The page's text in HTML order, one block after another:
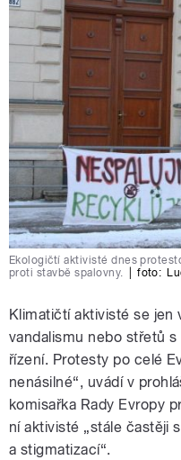
Ekologičtí aktivisté dnes
proti stavbě spalovny.
foto:
Klimatičtí aktivisté se jen
vandalismu nebo střetů
řízení. Protesty po celé
nenásilné“, uvádí v
komisařka Rady Evropy
ní aktivisté „stále častěji
a stigmatizací“.